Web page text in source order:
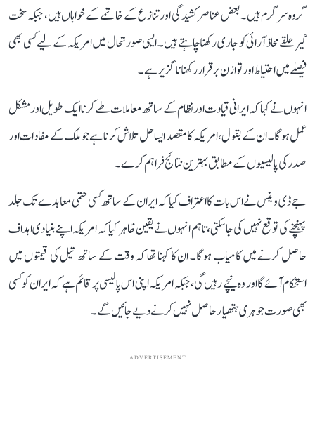
گروہ سرگرم ہیں۔ بعض عناصر کشیدگی اور تنازع کے خاتمے کے خواہاں ہیں، جبکہ سخت
گیر حلقے محاذ آرائی کو جاری رکھنا چاہتے ہیں۔ ایسی صورتحال میں امریکہ کے لیے کسی بھی
فیصلے میں احتیاط اور توازن برقرار رکھنا ناگزیر ہے۔
انہوں نے کہا کہ ایرانی قیادت اور نظام کے ساتھ معاملات طے کرنا ایک طویل اور مشکل
عمل ہوگا۔ ان کے بقول، امریکہ کا مقصد ایسا حل تلاش کرنا ہے جو ملک کے مفادات اور
صدر کی پالیسیوں کے مطابق بہترین نتائج فراہم کرے۔
جے ڈی وینس نے اس بات کا اعتراف کیا کہ ایران کے ساتھ کسی حتمی معاہدے تک جلد
پہنچنے کی توقع نہیں کی جا سکتی، تاہم انہوں نے یقین ظاہر کیا کہ امریکہ اپنے بنیادی اہداف
حاصل کرنے میں کامیاب ہوگا۔ ان کا کہنا تھا کہ وقت کے ساتھ تیل کی قیمتوں میں
استحکام آئے گا اور وہ نیچے رہیں گی، جبکہ امریکہ اپنی اس پالیسی پر قائم ہے کہ ایران کو کسی
بھی صورت جوہری ہتھیار حاصل نہیں کرنے دیے جائیں گے۔
ADVERTISEMENT